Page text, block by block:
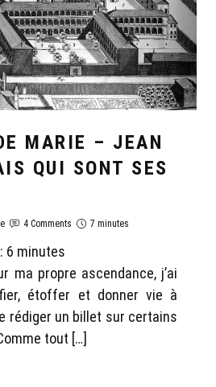
MARIE – JEAN
QUI SONT SES
4 Comments 7 minutes
6 minutes
ma propre ascendance, j’ai
étoffer et donner vie à
rédiger un billet sur certains
tout […]